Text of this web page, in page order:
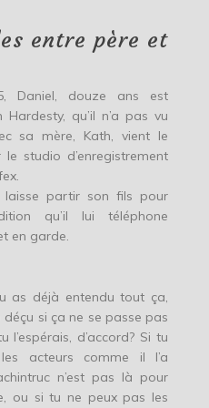
entre père et
Daniel, douze ans est
qu’il n’a pas vu
sa mère, Kath, vient le
studio d’enregistrement
laisse partir son fils pour
qu’il lui téléphone
en garde.
as déjà entendu tout ça,
si ça ne se passe pas
l’espérais, d’accord? Si tu
acteurs comme il l’a
n’est pas là pour
ou si tu ne peux pas les